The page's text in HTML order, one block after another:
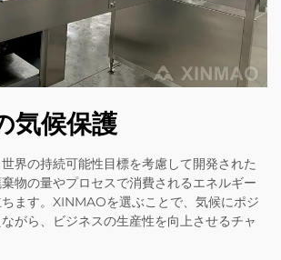
気候保護
界の持続可能性目標を考慮して開発された
物の量やプロセスで消費されるエネルギー
ます。XINMAOを選ぶことで、気候にポジ
がら、ビジネスの生産性を向上させるチャ